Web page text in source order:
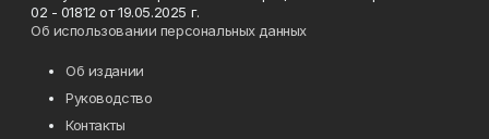
02 - 01812 от 19.05.2025 г.
Об использовании персональных данных
Об издании
Руководство
Контакты